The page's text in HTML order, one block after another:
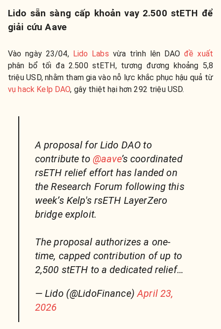
Lido sẵn sàng cấp khoản vay 2.500 stETH để
giải cứu Aave
Vào ngày 23/04, Lido Labs vừa trình lên DAOđề xuất
phân bổ tối đa 2.500 stETH, tương đương khoảng 5,8
triệu USD, nhằm tham gia vào nỗ lực khắc phục hậu quả từ
vụ hack Kelp DAO, gây thiệt hại hơn 292 triệu USD.
A proposal for Lido DAO to
contribute to @aave’s coordinated
rsETH relief effort has landed on
the Research Forum following this
week’s Kelp's rsETH LayerZero
bridge exploit.
The proposal authorizes a one-
time, capped contribution of up to
2,500 stETH to a dedicated relief…
— Lido (@LidoFinance)April 23,
2026